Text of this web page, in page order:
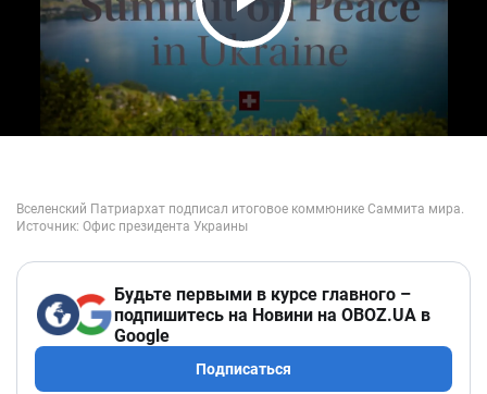
Play Video
Будьте первыми в курсе главного –
подпишитесь на Новини на OBOZ.UA в
Google
Подписаться